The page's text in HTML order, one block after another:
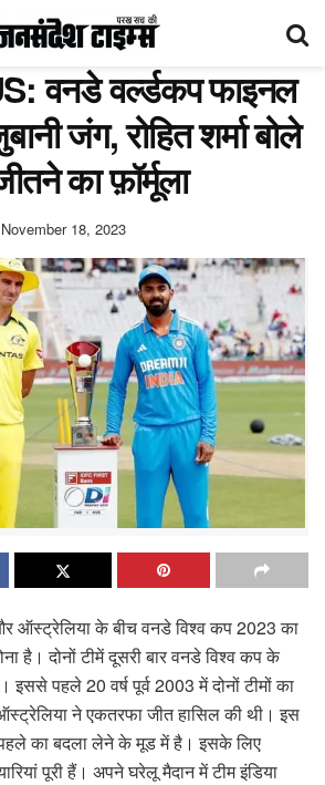
वनडे वर्ल्डकप फाइनल
जंग, रोहित शर्मा बोले
का फ़ॉर्मूला
November 18, 2023
ऑस्ट्रेलिया के बीच वनडे विश्व कप 2023 का
है। दोनों टीमें दूसरी बार वनडे विश्व कप के
पहले 20 वर्ष पूर्व 2003 में दोनों टीमों का
ने एकतरफा जीत हासिल की थी। इस
पहले का बदला लेने के मूड में है। इसके लिए
पूरी हैं। अपने घरेलू मैदान में टीम इंडिया